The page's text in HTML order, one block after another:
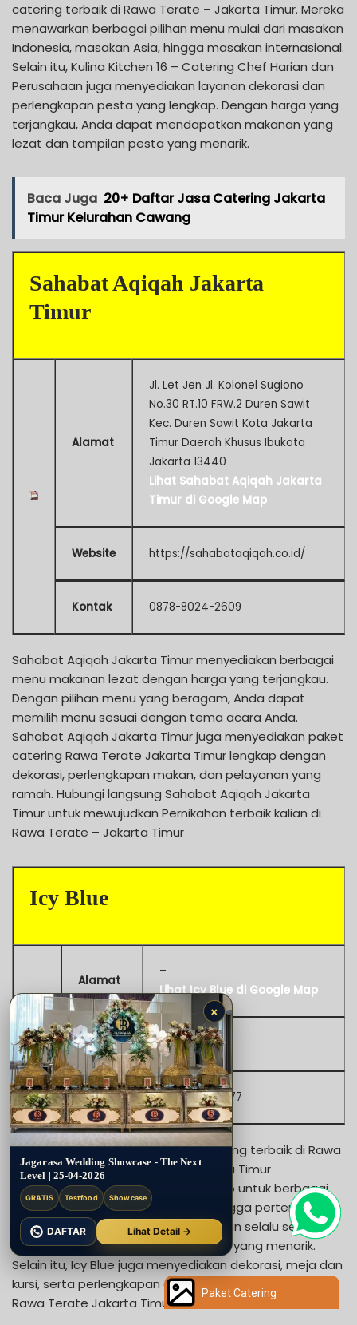
catering terbaik di Rawa Terate – Jakarta Timur. Mereka
menawarkan berbagai pilihan menu mulai dari masakan
Indonesia, masakan Asia, hingga masakan internasional.
Selain itu, Kulina Kitchen 16 – Catering Chef Harian dan
Perusahaan juga menyediakan layanan dekorasi dan
perlengkapan pesta yang lengkap. Dengan harga yang
terjangkau, Anda dapat mendapatkan makanan yang
lezat dan tampilan pesta yang menarik.
Baca Juga 20+ Daftar Jasa Catering Jakarta
Timur Kelurahan Cawang
Sahabat Aqiqah Jakarta
Timur
Alamat
Jl. Let Jen Jl. Kolonel Sugiono
No.30 RT.10 FRW.2 Duren Sawit
Kec. Duren Sawit Kota Jakarta
Timur Daerah Khusus Ibukota
Jakarta 13440
Lihat Sahabat Aqiqah Jakarta
Timur di Google Map
Website https://sahabataqiqah.co.id/
Kontak 0878-8024-2609
Sahabat Aqiqah Jakarta Timur menyediakan berbagai
menu makanan lezat dengan harga yang terjangkau.
Dengan pilihan menu yang beragam, Anda dapat
memilih menu sesuai dengan tema acara Anda.
Sahabat Aqiqah Jakarta Timur juga menyediakan paket
catering Rawa Terate Jakarta Timur lengkap dengan
dekorasi, perlengkapan makan, dan pelayanan yang
ramah. Hubungi langsung Sahabat Aqiqah Jakarta
Timur untuk mewujudkan Pernikahan terbaik kalian di
Rawa Terate – Jakarta Timur
Icy Blue
Alamat
–
Lihat Icy Blue di Google Map
Website –
Kontak (021) 36363377
Icy Blue adalah salah satu jasa catering terbaik di Rawa
Terate Jakarta Timur. Icy Blue Jakarta Timur
menawarkan berbagai paket lengkap untuk berbagai
jenis acara, mulai dari pernikahan hingga pertemuan
bisnis. Makanan yang mereka sediakan selalu segar,
lezat, dan disajikan dengan tampilan yang menarik.
Selain itu, Icy Blue juga menyediakan dekorasi, meja dan
kursi, serta perlengkapan acara lainnya untuk wilayah
Rawa Terate Jakarta Timur.
Paket Catering
×
Jagarasa Wedding Showcase - The Next
Level | 25-04-2026
GRATIS Testfood Showcase
DAFTAR Lihat Detail →